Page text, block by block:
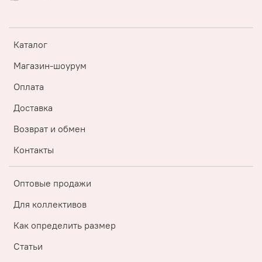
Каталог
Магазин-шоурум
Оплата
Доставка
Возврат и обмен
Контакты
Оптовые продажи
Для коллективов
Как определить размер
Статьи